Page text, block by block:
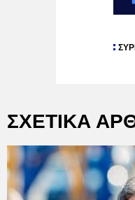
ΣΧΕΤΙΚΑ